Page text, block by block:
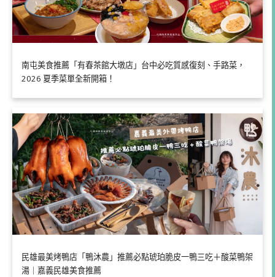
南屯美食推薦「有春茶館大墩店」台中必吃質感復刻、手路菜，
2026 夏季菜單全新開箱！
民雄最美烤鴨店「鴨沐農」推薦必點琥珀脆皮一鴨三吃＋酸菜鴨架
湯｜嘉義民雄美食推薦